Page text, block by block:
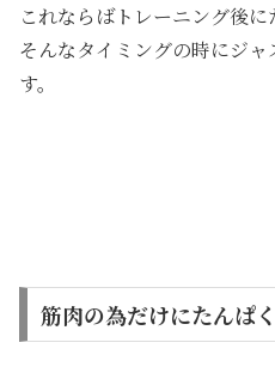
これならばトレーニング後に
そんなタイミングの時にジ
す。
筋肉の為だけにたんぱ